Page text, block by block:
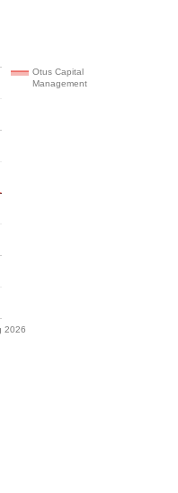
Otus Capital
Management
2026